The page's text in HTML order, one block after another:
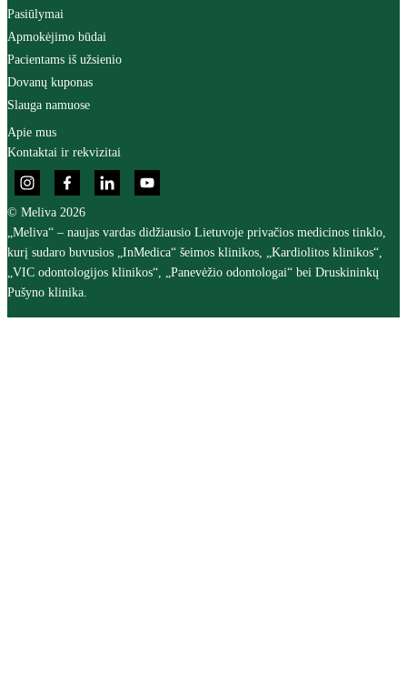
Pasiūlymai
Apmokėjimo būdai
Pacientams iš užsienio
Dovanų kuponas
Slauga namuose
Apie mus
Kontaktai ir rekvizitai
© Meliva 2026
„Meliva“ – naujas vardas didžiausio Lietuvoje privačios medicinos tinklo,
kurį sudaro buvusios „InMedica“ šeimos klinikos, „Kardiolitos klinikos“,
„VIC odontologijos klinikos“, „Panevėžio odontologai“ bei Druskininkų
Pušyno klinika.